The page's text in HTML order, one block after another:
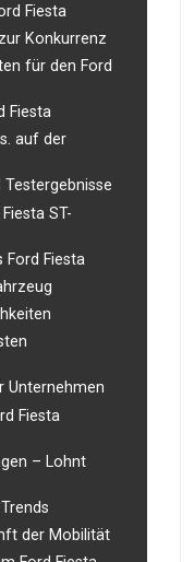
Fiesta
Konkurrenz
für den Ford
Fiesta
auf der
ST-
Ford Fiesta
Unternehmen
Fiesta
– Lohnt
der Mobilität